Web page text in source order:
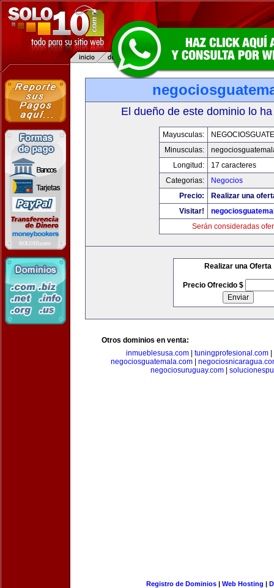
El dueño de este dominio lo
Mayusculas:
Minusculas:
Longitud:
17 caracteres
Categorias:
Negocios
Precio:
Realizar una
Visitar!
Serán consideradas
Realizar una Oferta
Precio Ofrecido $
Otros dominios en venta:
inmueblesusa.com
tuningprofesional.com
negociosguatemala.com
negociosuruguay.com
Registro de Dominios| Web Hosting |